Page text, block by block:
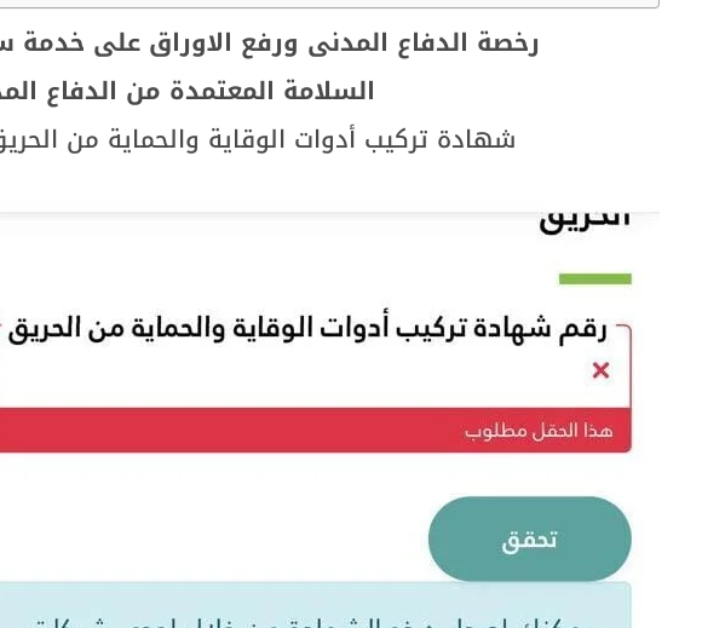
رخصة الدفاع المدنى ورفع الاوراق على
السلامة المعتمدة من الدفاع
شهادة تركيب أدوات الوقاية والحماية من